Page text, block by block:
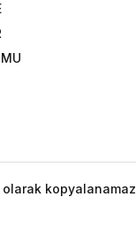
kopyalanamaz,